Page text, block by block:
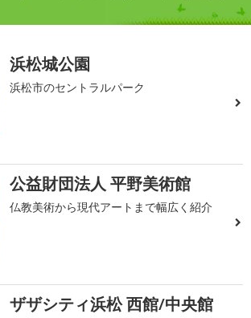
浜松城公園
浜松市のセントラルパーク
公益財団法人 平野美術館
仏教美術から現代アートまで幅広く紹介
ザザシティ浜松 西館/中央館